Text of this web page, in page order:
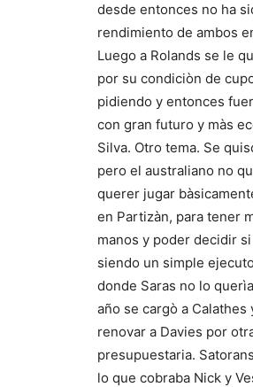
desde entonces no ha
rendimiento de ambos
Luego a Rolands se le
por su condiciòn de
pidiendo y entonces
con gran futuro y màs
Silva. Otro tema. Se
pero el australiano no
querer jugar
en Partizàn, para tener
manos y poder decidir
siendo un simple
donde Saras no lo
año se cargò a
renovar a Davies por
presupuestaria.
lo que cobraba Nick y